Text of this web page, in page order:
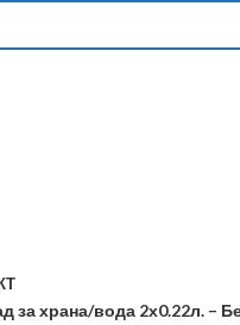
за храна/вода 2х0.22л. –